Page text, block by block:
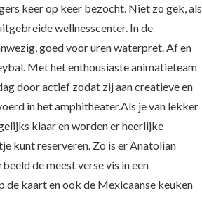
keer op keer bezocht. Niet zo gek, als
wellnesscenter. In de
goed voor uren waterpret. Af en
Met het enthousiaste animatieteam
door actief zodat zij aan creatieve en
in het amphitheater.Als je van lekker
klaar en worden er heerlijke
kunt reserveren. Zo is er Anatolian
de meest verse vis in een
kaart en ook de Mexicaanse keuken